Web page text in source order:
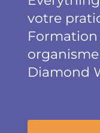
votre
Diamond